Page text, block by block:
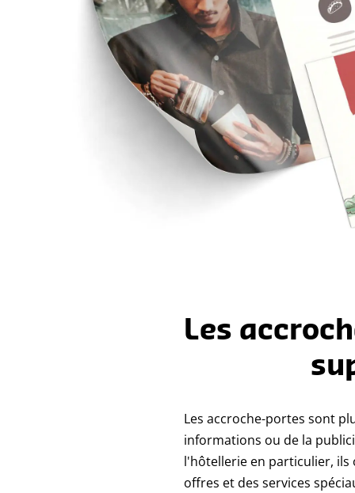
Les
Les accroche-portes sont
informations ou de la
l'hôtellerie en particulier, ils
offres et des services